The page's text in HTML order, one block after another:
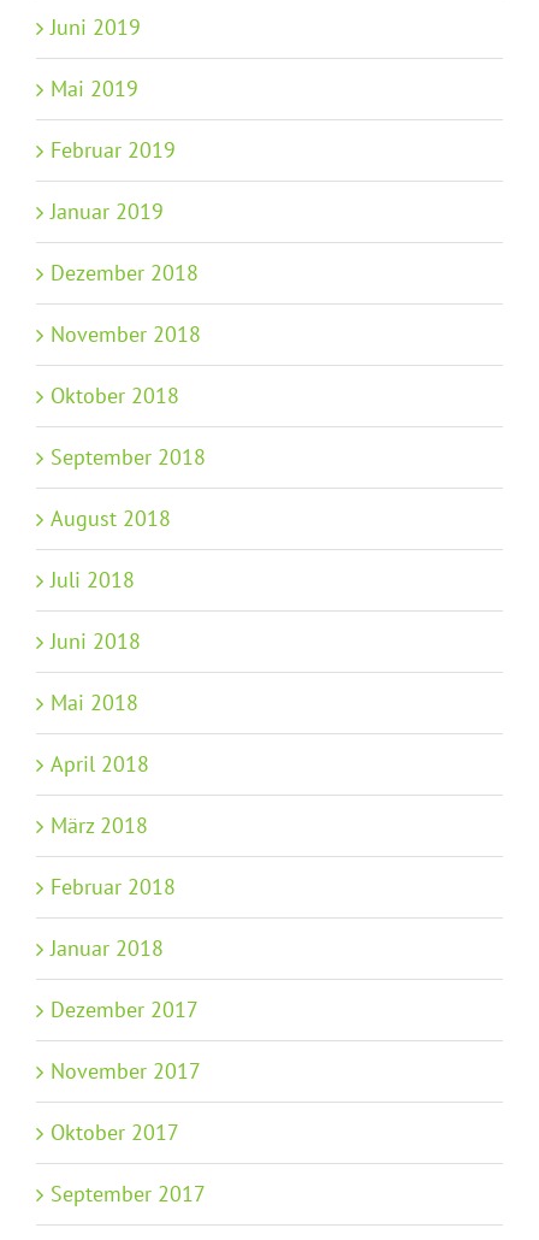
Juni 2019
Mai 2019
Februar 2019
Januar 2019
Dezember 2018
November 2018
Oktober 2018
September 2018
August 2018
Juli 2018
Juni 2018
Mai 2018
April 2018
März 2018
Februar 2018
Januar 2018
Dezember 2017
November 2017
Oktober 2017
September 2017